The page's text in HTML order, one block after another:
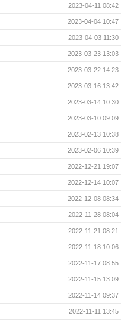
2023-04-11 08:42
2023-04-04 10:47
2023-04-03 11:30
2023-03-23 13:03
2023-03-22 14:23
2023-03-16 13:42
2023-03-14 10:30
2023-03-10 09:09
2023-02-13 10:38
2023-02-06 10:39
2022-12-21 19:07
2022-12-14 10:07
2022-12-08 08:34
2022-11-28 08:04
2022-11-21 08:21
2022-11-18 10:06
2022-11-17 08:55
2022-11-15 13:09
2022-11-14 09:37
2022-11-11 13:45